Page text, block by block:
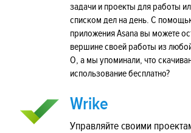
задачи и проекты для работы
списком дел на день. С
приложения Asana вы можете
вершине своей работы из
О, а мы упоминали, что
использование бесплатно?
Wrike
Управляйте своими